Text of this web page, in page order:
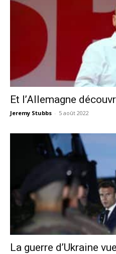
Et l’Allemagne
Jeremy Stubbs - 5 août 2022
La guerre d’Ukraine